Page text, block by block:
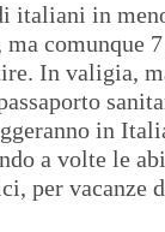
italiani in
ma comunque
In valigia,
in
a volte le
per vacanze